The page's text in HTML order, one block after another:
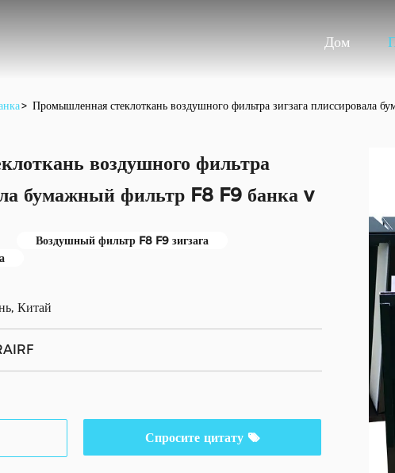
Дом
> Промышленная стеклоткань воздушного фильтра зигзага плиссировала
воздушного фильтра
бумажный фильтр F8 F9 банка v
Воздушный фильтр F8 F9 зигзага
Китай
Спросите цитату